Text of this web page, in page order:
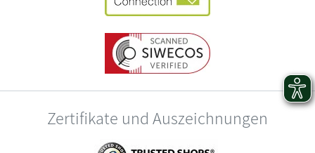
Zertifikate und Auszeichnungen